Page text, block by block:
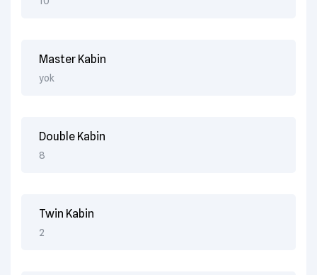
Master Kabin
yok
Double Kabin
8
Twin Kabin
2